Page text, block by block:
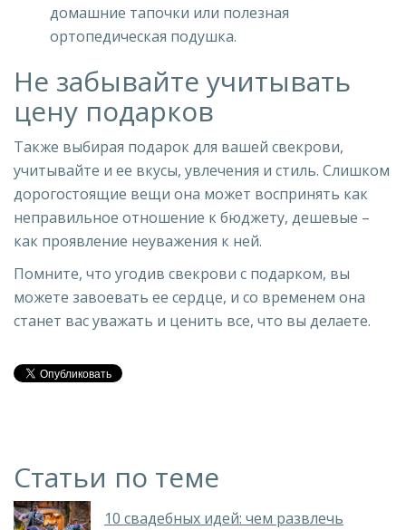
домашние тапочки или полезная
ортопедическая подушка.
Не забывайте учитывать
цену подарков
Также выбирая подарок для вашей свекрови,
учитывайте и ее вкусы, увлечения и стиль. Слишком
дорогостоящие вещи она может воспринять как
неправильное отношение к бюджету, дешевые –
как проявление неуважения к ней.
Помните, что угодив свекрови с подарком, вы
можете завоевать ее сердце, и со временем она
станет вас уважать и ценить все, что вы делаете.
Статьи по теме
10 свадебных идей: чем развлечь